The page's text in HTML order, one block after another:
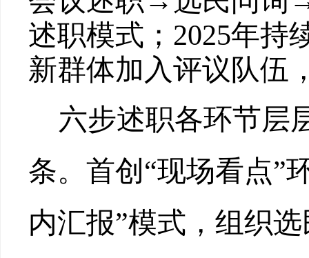
述职模式； 2025年持
新群体加入评议队伍
六步述职各环节层
条。 首创“现场看点”
内汇报”模式，组织